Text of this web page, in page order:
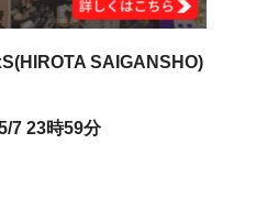
SAIGANSHO)
7 23時59分